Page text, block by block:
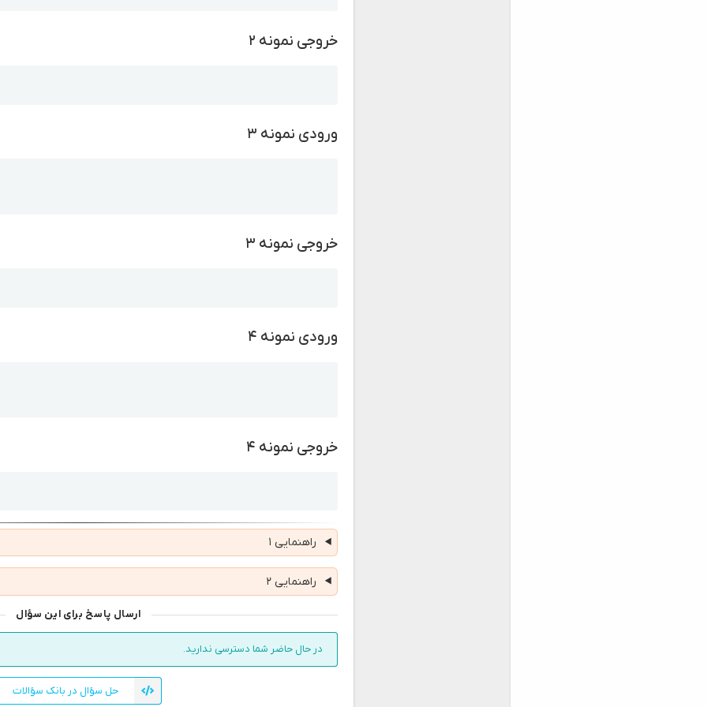
خروجی نمونه ۲
ورودی نمونه ۳
خروجی نمونه ۳
ورودی نمونه ۴
خروجی نمونه ۴
راهنمایی ۱
راهنمایی ۲
ارسال پاسخ برای این سؤال
در حال حاضر شما دسترسی ندارید.
حل سؤال در بانک سؤالات